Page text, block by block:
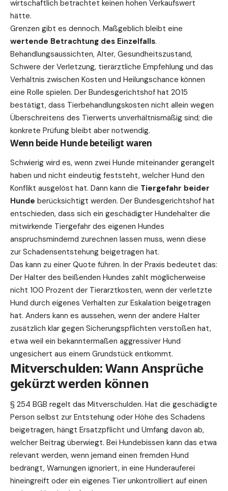
wirtschaftlich betrachtet keinen hohen Verkaufswert
hätte.
Grenzen gibt es dennoch. Maßgeblich bleibt eine
wertende Betrachtung des Einzelfalls.
Behandlungsaussichten, Alter, Gesundheitszustand,
Schwere der Verletzung, tierärztliche Empfehlung und das
Verhältnis zwischen Kosten und Heilungschance können
eine Rolle spielen. Der Bundesgerichtshof hat 2015
bestätigt, dass Tierbehandlungskosten nicht allein wegen
Überschreitens des Tierwerts unverhältnismäßig sind; die
konkrete Prüfung bleibt aber notwendig.
Wenn beide Hunde beteiligt waren
Schwierig wird es, wenn zwei Hunde miteinander gerangelt
haben und nicht eindeutig feststeht, welcher Hund den
Konflikt ausgelöst hat. Dann kann die Tiergefahr beider
Hunde berücksichtigt werden. Der Bundesgerichtshof hat
entschieden, dass sich ein geschädigter Hundehalter die
mitwirkende Tiergefahr des eigenen Hundes
anspruchsmindernd zurechnen lassen muss, wenn diese
zur Schadensentstehung beigetragen hat.
Das kann zu einer Quote führen. In der Praxis bedeutet das:
Der Halter des beißenden Hundes zahlt möglicherweise
nicht 100 Prozent der Tierarztkosten, wenn der verletzte
Hund durch eigenes Verhalten zur Eskalation beigetragen
hat. Anders kann es aussehen, wenn der andere Halter
zusätzlich klar gegen Sicherungspflichten verstoßen hat,
etwa weil ein bekanntermaßen aggressiver Hund
ungesichert aus einem Grundstück entkommt.
Mitverschulden: Wann Ansprüche
gekürzt werden können
§ 254 BGB regelt das Mitverschulden. Hat die geschädigte
Person selbst zur Entstehung oder Höhe des Schadens
beigetragen, hängt Ersatzpflicht und Umfang davon ab,
welcher Beitrag überwiegt. Bei Hundebissen kann das etwa
relevant werden, wenn jemand einen fremden Hund
bedrängt, Warnungen ignoriert, in eine Hunderauferei
hineingreift oder ein eigenes Tier unkontrolliert auf einen